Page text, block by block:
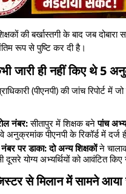
की बर्खास्तगी के बाद जब
रूप से पुष्टि कर दी है।
जारी ही नहीं किए थे 5
(पीएनपी) की जांच
नंबर:सीतापुर में शिक्षक बनेपांच
अनुक्रमांक पीएनपी के रिकॉर्ड में दर्ज
पर डाका: दो अन्य शिक्षकोंने
दूसरे योग्य अभ्यर्थियों को आवंटित
से मिलान में सामने